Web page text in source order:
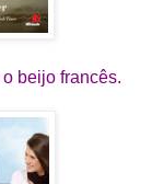
beijo francês.